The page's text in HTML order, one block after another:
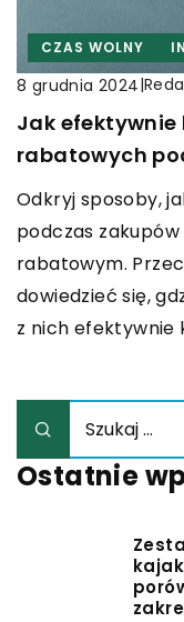
CZAS WOLNY
8 grudnia 2024|
Jak efektywnie
rabatowych
Odkryj sposoby,
podczas
rabatowym.
dowiedzieć się,
z nich efektywnie
Ostatnie